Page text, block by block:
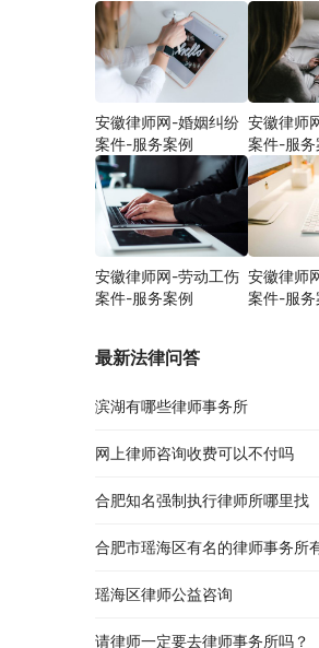
安徽律师网-婚姻纠纷
案件-服务案例
安徽律师
案件-服务
安徽律师网-劳动工伤
案件-服务案例
安徽律师
案件-服务
最新法律问答
滨湖有哪些律师事务所
网上律师咨询收费可以不付吗
合肥知名强制执行律师所哪里找
合肥市瑶海区有名的律师事务所
瑶海区律师公益咨询
请律师一定要去律师事务所吗？